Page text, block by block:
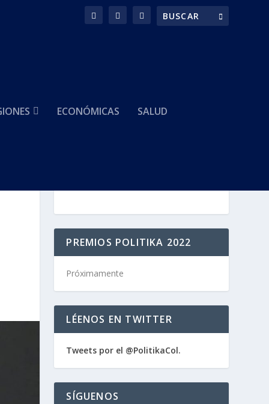
ECONÓMICAS SALUD
PREMIOS POLITIKA 2022
Próximamente
LÉENOS EN TWITTER
Tweets por el @PolitikaCol.
SÍGUENOS